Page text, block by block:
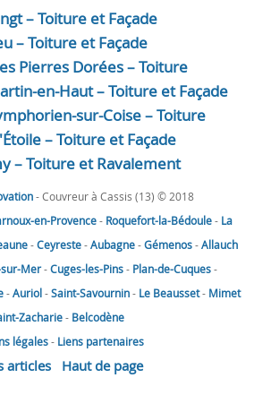
– Toiture et Façade
– Toiture et Façade
Pierres Dorées – Toiture
en-Haut – Toiture et Façade
sur-Coise – Toiture
– Toiture et Façade
– Toiture et Ravalement
- Couvreur à Cassis (13) © 2018
en-Provence- Roquefort-la-Bédoule- La
-Ceyreste-Aubagne-Gémenos-Allauch
Mer-Cuges-les-Pins- Plan-de-Cuques-
-Auriol-Saint-Savournin- Le Beausset- Mimet
Zacharie- Belcodène
légales- Liens partenaires
articles Haut de page